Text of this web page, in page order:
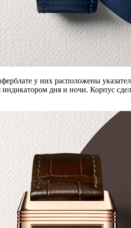
у них расположены
дня и ночи. Корпус